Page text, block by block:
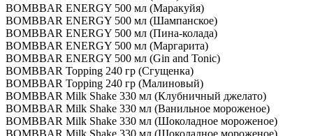
BOMBBAR ENERGY 500 мл (Маракуйя)
BOMBBAR ENERGY 500 мл (Шампанское)
BOMBBAR ENERGY 500 мл (Пина-колада)
BOMBBAR ENERGY 500 мл (Маргарита)
BOMBBAR ENERGY 500 мл (Gin and Tonic)
BOMBBAR Topping 240 гр (Сгущенка)
BOMBBAR Topping 240 гр (Малиновый)
BOMBBAR Milk Shake 330 мл (Клубничный джелато)
BOMBBAR Milk Shake 330 мл (Ванильное мороженое)
BOMBBAR Milk Shake 330 мл (Шоколадное мороженое)
BOMBBAR Milk Shake 330 мл (Шоколадное мороженое)